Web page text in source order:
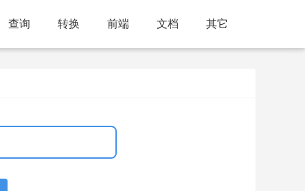
查询 转换 前端 文档 其它